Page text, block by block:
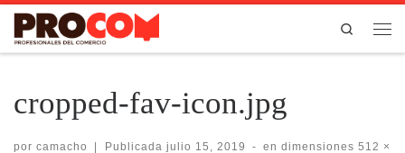
Saltar al contenido
Search
cropped-fav-icon.jpg
por camacho | Publicada julio 15, 2019 - en dimensiones 512 ×